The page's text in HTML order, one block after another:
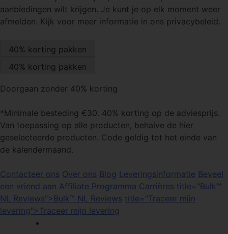
aanbiedingen wilt krijgen. Je kunt je op elk moment weer
afmelden. Kijk voor meer informatie in ons privacybeleid.
Doorgaan zonder 40% korting
*Minimale besteding €30. 40% korting op de adviesprijs.
Van toepassing op alle producten, behalve de hier
geselecteerde producten. Code geldig tot het einde van
de kalendermaand.
Contacteer ons Over ons Blog Leveringsinformatie Beveel
een vriend aan Affiliate Programma Carrières title="Bulk™
NL Reviews">Bulk™ NL Reviews title="Traceer mijn
levering">Traceer mijn levering